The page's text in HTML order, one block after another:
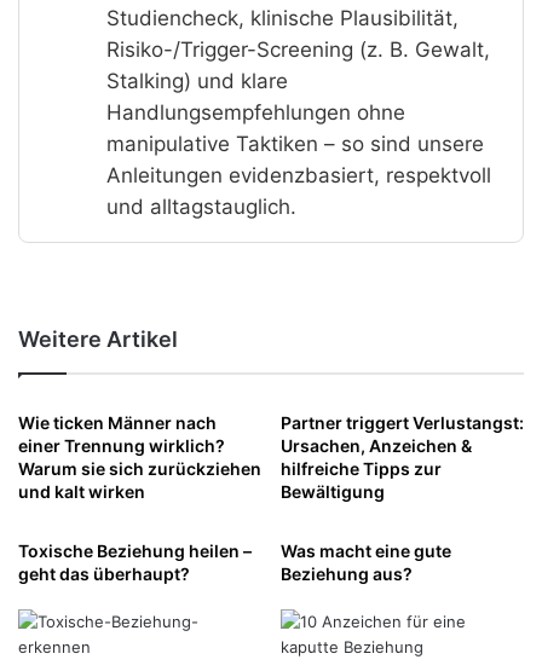
Studiencheck, klinische Plausibilität,
Risiko-/Trigger-Screening (z. B. Gewalt,
Stalking) und klare
Handlungsempfehlungen ohne
manipulative Taktiken – so sind unsere
Anleitungen evidenzbasiert, respektvoll
und alltagstauglich.
Weitere Artikel
Wie ticken Männer nach
einer Trennung wirklich?
Warum sie sich zurückziehen
und kalt wirken
Partner triggert Verlustangst:
Ursachen, Anzeichen &
hilfreiche Tipps zur
Bewältigung
Toxische Beziehung heilen –
geht das überhaupt?
Was macht eine gute
Beziehung aus?